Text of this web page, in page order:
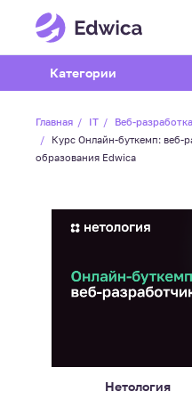
Открыть подменю
Категории
Главная IT
Веб-разработка
Курс Онлайн-буткемп: веб-
образования Edwica
Нетология